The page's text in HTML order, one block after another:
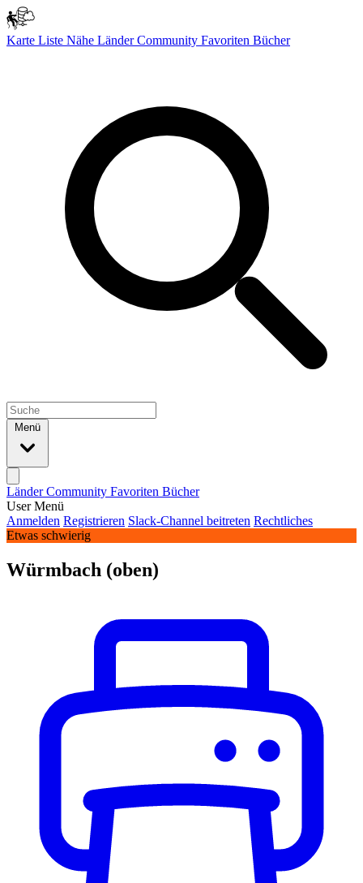
Karte Liste Nähe LänderCommunity Favoriten Bücher
Menü
LänderCommunity Favoriten Bücher
User Menü
Anmelden Registrieren Slack-Channel beitreten Rechtliches
Etwas schwierig
Würmbach (oben)